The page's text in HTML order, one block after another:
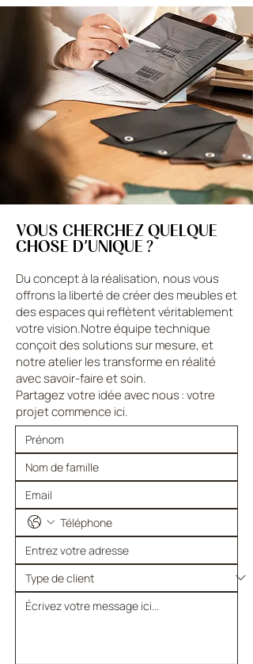
VOUS CHERCHEZ QUELQUE
CHOSE D’UNIQUE ?
Du concept à la réalisation, nous vous
offrons la liberté de créer des meubles et
des espaces qui reflètent véritablement
votre vision.Notre équipe technique
conçoit des solutions sur mesure, et
notre atelier les transforme en réalité
avec savoir-faire et soin.
Partagez votre idée avec nous : votre
projet commence ici.